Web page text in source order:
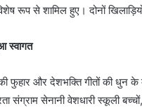
रूप से शामिल हुए। दोनों
स्वागत
फुहार और देशभक्ति गीतों की धुन के
सेनानी वेशधारी स्कूली